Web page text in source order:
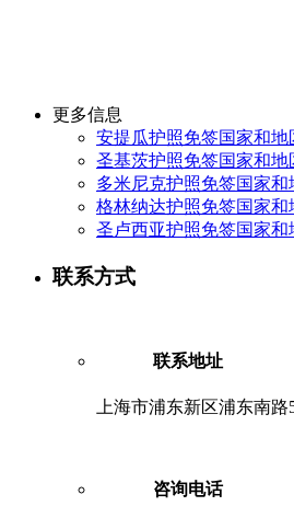
更多信息
安提瓜护照免签国家和地
圣基茨护照免签国家和地
多米尼克护照免签国家和
格林纳达护照免签国家和
圣卢西亚护照免签国家和
联系方式
联系地址
上海市浦东新区浦东南路
咨询电话